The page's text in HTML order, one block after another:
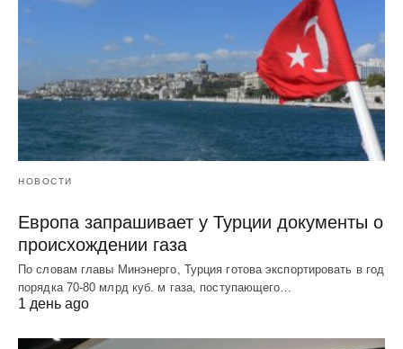
НОВОСТИ
Европа запрашивает у Турции документы о
происхождении газа
По словам главы Минэнерго, Турция готова экспортировать в год
порядка 70-80 млрд куб. м газа, поступающего…
1 день ago